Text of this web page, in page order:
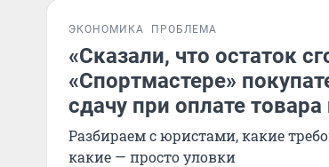
ЭКОНОМИКА ПРОБЛЕМА
«Сказали, что остаток
«Спортмастере»
сдачу при оплате
Разбираем с юристами, какие
какие — просто уловки